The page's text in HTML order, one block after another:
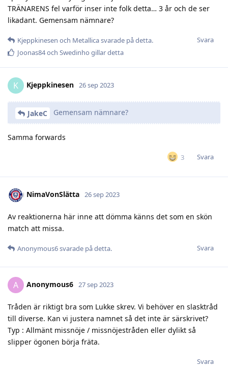
TRÄNARENS fel varför inser inte folk detta… 3 år och de ser
likadant. Gemensam nämnare?
Svara
Kjeppkinesen och Metallicasvarade på detta.
Joonas84och Swedinho gillar detta
K Kjeppkinesen 26 sep 2023
JakeC Gemensam nämnare?
Samma forwards
3 Svara
NimaVonSlätta 26 sep 2023
Av reaktionerna här inne att dömma känns det som en skön
match att missa.
Svara
Anonymous6svarade på detta.
A Anonymous6 27 sep 2023
Tråden är riktigt bra som Lukke skrev. Vi behöver en slasktråd
till diverse. Kan vi justera namnet så det inte är särskrivet?
Typ : Allmänt missnöje / missnöjestråden eller dylikt så
slipper ögonen börja fräta.
Svara